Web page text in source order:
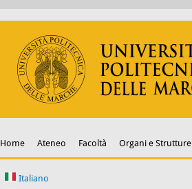
Home Ateneo Facoltà Organi e Strutture
Italiano